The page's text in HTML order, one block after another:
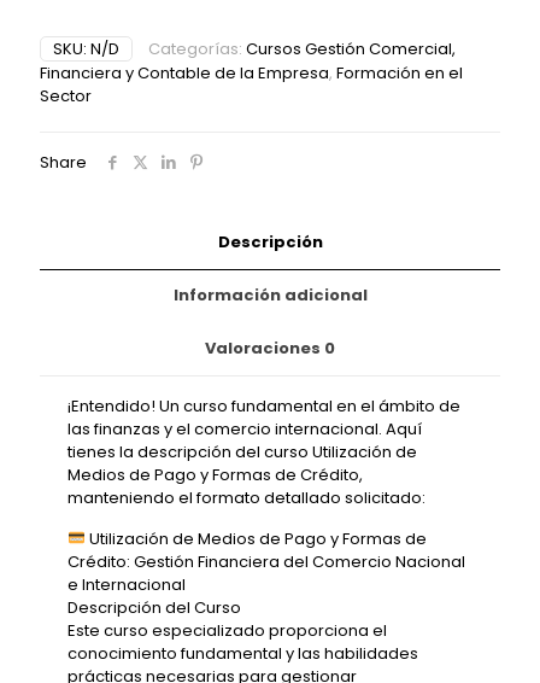
SKU: N/D Categorías: Cursos Gestión Comercial,
Financiera y Contable de la Empresa, Formación en el
Sector
Share
Descripción
Información adicional
Valoraciones 0
¡Entendido! Un curso fundamental en el ámbito de
las finanzas y el comercio internacional. Aquí
tienes la descripción del curso Utilización de
Medios de Pago y Formas de Crédito,
manteniendo el formato detallado solicitado:
Utilización de Medios de Pago y Formas de
Crédito: Gestión Financiera del Comercio Nacional
e Internacional
Descripción del Curso
Este curso especializado proporciona el
conocimiento fundamental y las habilidades
prácticas necesarias para gestionar